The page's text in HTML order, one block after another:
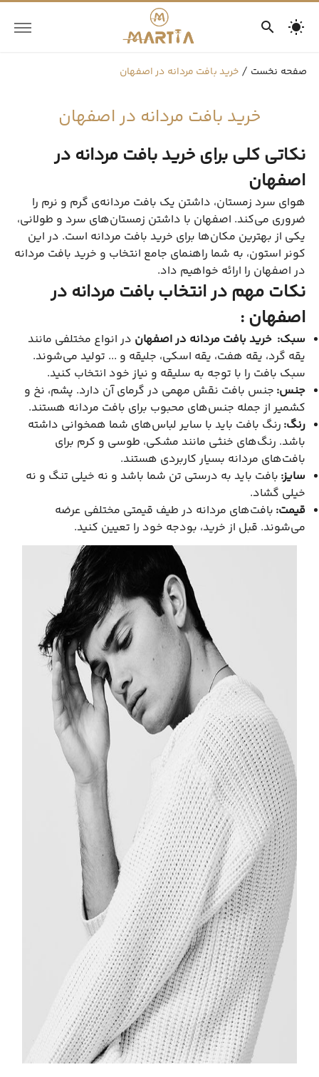
صفحه نخست خرید بافت مردانه در اصفهان
خرید بافت مردانه در اصفهان
نکاتی کلی برای خرید بافت مردانه در
اصفهان
هوای سرد زمستان، داشتن یک بافت مردانه‌ی گرم و نرم را
ضروری می‌کند. اصفهان با داشتن زمستان‌های سرد و طولانی،
یکی از بهترین مکان‌ها برای خرید بافت مردانه است. در این
کونر استون، به شما راهنمای جامع انتخاب و خرید بافت مردانه
در اصفهان را ارائه خواهیم داد.
نکات مهم در انتخاب بافت مردانه در
اصفهان :
سبک: خرید بافت مردانه در اصفهان در انواع مختلفی مانند
یقه گرد، یقه هفت، یقه اسکی، جلیقه و ... تولید می‌شوند.
سبک بافت را با توجه به سلیقه و نیاز خود انتخاب کنید.
جنس: جنس بافت نقش مهمی در گرمای آن دارد. پشم، نخ و
کشمیر از جمله جنس‌های محبوب برای بافت مردانه هستند.
رنگ: رنگ بافت باید با سایر لباس‌های شما همخوانی داشته
باشد. رنگ‌های خنثی مانند مشکی، طوسی و کرم برای
بافت‌های مردانه بسیار کاربردی هستند.
سایز: بافت باید به درستی تن شما باشد و نه خیلی تنگ و نه
خیلی گشاد.
قیمت: بافت‌های مردانه در طیف قیمتی مختلفی عرضه
می‌شوند. قبل از خرید، بودجه خود را تعیین کنید.